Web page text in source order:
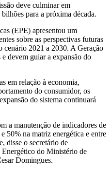
deve culminar em
para a próxima década.
(EPE) apresentou um
sobre as perspectivas futuras
cenário 2021 a 2030. A Geração
devem guiar a expansão do
em relação à economia,
do consumidor, os
do sistema continuará
a manutenção de indicadores de
50% na matriz energética e entre
disse o secretário de
do Ministério de
Domingues.